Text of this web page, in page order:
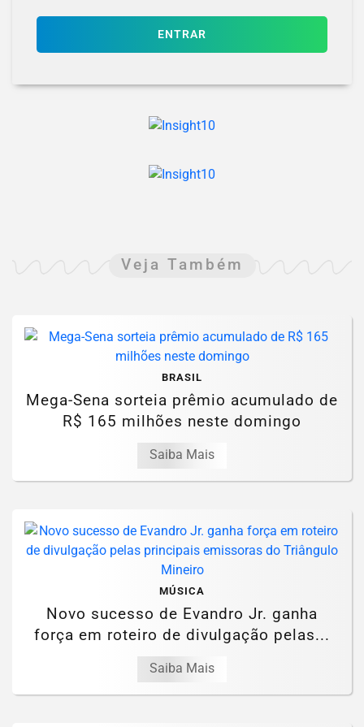
ENTRAR
Veja Também
BRASIL
Mega-Sena sorteia prêmio acumulado de
R$ 165 milhões neste domingo
Saiba Mais
MÚSICA
Novo sucesso de Evandro Jr. ganha
força em roteiro de divulgação pelas...
Saiba Mais